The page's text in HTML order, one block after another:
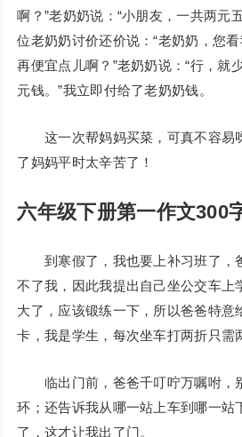
啊？”老奶奶说：“小朋友，一共两元
位老奶奶讨价还价说：“老奶奶，您
再便宜点儿啊？”老奶奶说：“行，就
元钱。”我立即付给了老奶奶钱。
这一次帮妈妈买菜，可真不容易
了妈妈平时太辛苦了！
六年级下册第一作文300
到寒假了，我也要上补习班了，
不了我，因此我提出自己坐公交车上
大了，应该锻练一下，所以爸爸特意
卡，我是学生，每次坐车打两折只需
临出门前，爸爸千叮咛万嘱咐，
环；还告诉我从哪一站上车到哪一站
了，这才让我出了门。